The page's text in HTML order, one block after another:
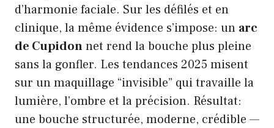
d’harmonie faciale. Sur les défilés et en
clinique, la même évidence s’impose: un arc
de Cupidonnet rend la bouche plus pleine
sans la gonfler. Les tendances 2025 misent
sur un maquillage “invisible” qui travaille la
lumière, l’ombre et la précision. Résultat:
une bouche structurée, moderne, crédible —